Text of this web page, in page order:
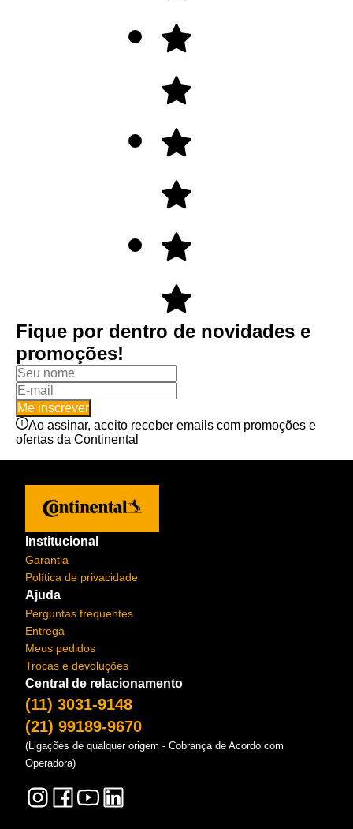
Fique por dentro de novidades e
promoções!
Me inscrever
Ao assinar, aceito receber emails com promoções e
ofertas da Continental
Institucional
Garantia
Política de privacidade
Ajuda
Perguntas frequentes
Entrega
Meus pedidos
Trocas e devoluções
Central de relacionamento
(11) 3031-9148
(21) 99189-9670
(Ligações de qualquer origem - Cobrança de Acordo com
Operadora)